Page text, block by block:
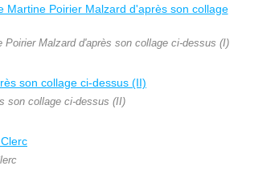
Malzard d'après son collage ci-dessus (I)
son collage ci-dessus (II)